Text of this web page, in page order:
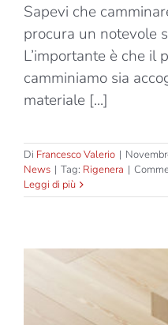
Sapevi che
procura un notevole
L’importante è che il
camminiamo sia
materiale [...]
Di Francesco Valerio |
News | Tag: Rigenera |
Leggi di più